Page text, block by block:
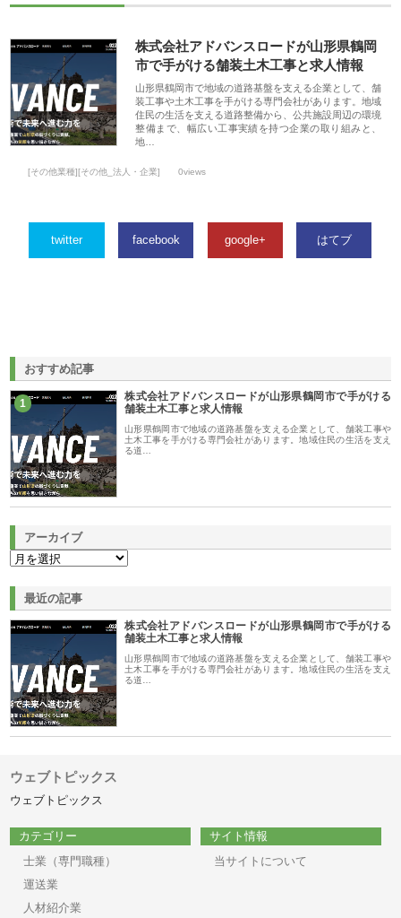
株式会社アドバンスロードが山形県鶴岡
市で手がける舗装土木工事と求人情報
山形県鶴岡市で地域の道路基盤を支える企業として、舗
装工事や土木工事を手がける専門会社があります。地域
住民の生活を支える道路整備から、公共施設周辺の環境
整備まで、幅広い工事実績を持つ企業の取り組みと、
地…
[その他業種][その他_法人・企業] 0views
twitter facebook google+ はてブ
おすすめ記事
1
株式会社アドバンスロードが山形県鶴岡市で手がける
舗装土木工事と求人情報
山形県鶴岡市で地域の道路基盤を支える企業として、舗装工事や
土木工事を手がける専門会社があります。地域住民の生活を支え
る道…
アーカイブ
最近の記事
株式会社アドバンスロードが山形県鶴岡市で手がける
舗装土木工事と求人情報
山形県鶴岡市で地域の道路基盤を支える企業として、舗装工事や
土木工事を手がける専門会社があります。地域住民の生活を支え
る道…
ウェブトピックス
ウェブトピックス
カテゴリー
士業（専門職種）
運送業
人材紹介業
サイト情報
当サイトについて